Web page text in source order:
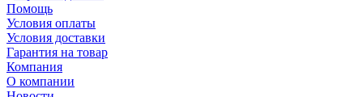
Помощь
Условия оплаты
Условия доставки
Гарантия на товар
Компания
О компании